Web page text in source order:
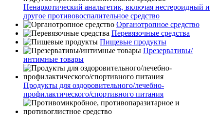
Ненаркотический анальгетик, включая нестероидный и
другое противовоспалительное средство
Органотропное средство
Перевязочные средства
Пищевые продукты
Презервативы/
интимные товары
Продукты для оздоровительного/лечебно-
профилактического/спортивного питания